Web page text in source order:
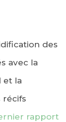
des
avec la
et la
récifs
rapport